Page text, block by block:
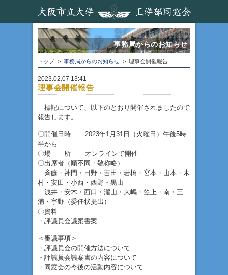
事務局からのお知らせ
トップ > 事務局からのお知らせ > 理事会開催報告
2023.02.07 13:41
理事会開催報告
標記について、以下のとおり開催されましたので
報告します。
〇開催日時 2023年1月31日（火曜日）午後5時
半から
〇場 所 オンラインで開催
〇出席者（順不同・敬称略）
斉藤・神門・日野・吉田・岩橋・宮本・山本・木
村・安田・小西・西野・黒山
浅井・安木・西口・瀧山・大嶋・笠上・南・三
浦・宇野（委任状提出）
〇資料
・評議員会議案書案
＜審議事項＞
・評議員会の開催方法について
・評議員会議案書の内容について
・同窓会の今後の活動内容について